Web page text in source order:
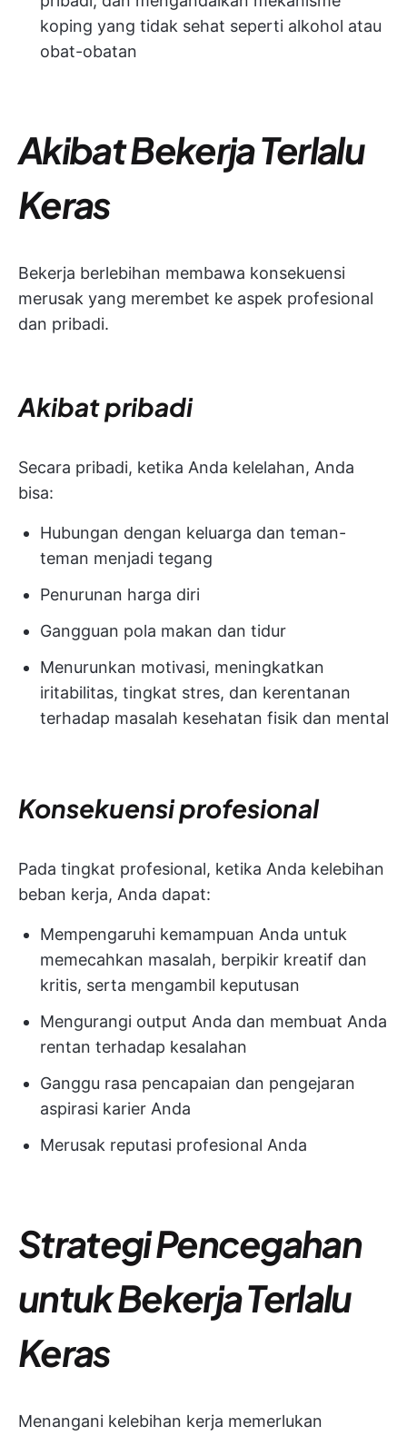
koping yang tidak sehat seperti alkohol atau
obat-obatan
Akibat Bekerja Terlalu
Keras
Bekerja berlebihan membawa konsekuensi
merusak yang merembet ke aspek profesional
dan pribadi.
Akibat pribadi
Secara pribadi, ketika Anda kelelahan, Anda
bisa:
Hubungan dengan keluarga dan teman-
teman menjadi tegang
Penurunan harga diri
Gangguan pola makan dan tidur
Menurunkan motivasi, meningkatkan
iritabilitas, tingkat stres, dan kerentanan
terhadap masalah kesehatan fisik dan mental
Konsekuensi profesional
Pada tingkat profesional, ketika Anda kelebihan
beban kerja, Anda dapat:
Mempengaruhi kemampuan Anda untuk
memecahkan masalah, berpikir kreatif dan
kritis, serta mengambil keputusan
Mengurangi output Anda dan membuat Anda
rentan terhadap kesalahan
Ganggu rasa pencapaian dan pengejaran
aspirasi karier Anda
Merusak reputasi profesional Anda
Strategi Pencegahan
untuk Bekerja Terlalu
Keras
Menangani kelebihan kerja memerlukan